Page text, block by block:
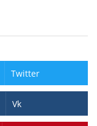
Twitter
Vk